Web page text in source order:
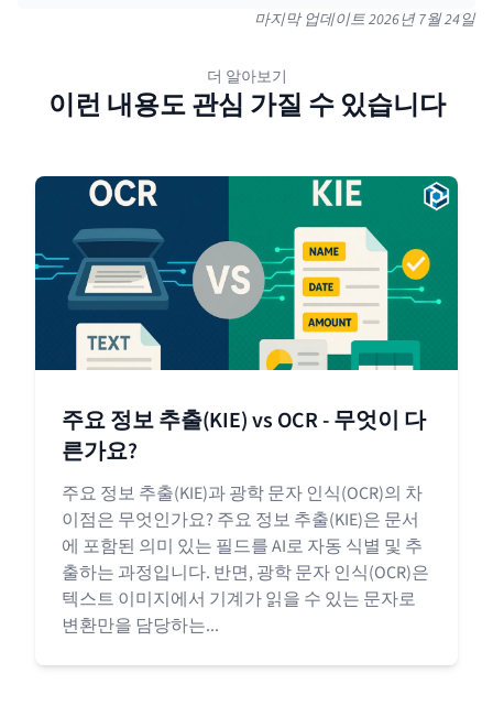
마지막 업데이트2026년 7월 24일
더 알아보기
이런 내용도 관심 가질 수 있습니다
주요 정보 추출(KIE) vs OCR - 무엇이 다
른가요?
주요 정보 추출(KIE)과 광학 문자 인식(OCR)의 차
이점은 무엇인가요? 주요 정보 추출(KIE)은 문서
에 포함된 의미 있는 필드를 AI로 자동 식별 및 추
출하는 과정입니다. 반면, 광학 문자 인식(OCR)은
텍스트 이미지에서 기계가 읽을 수 있는 문자로
변환만을 담당하는...